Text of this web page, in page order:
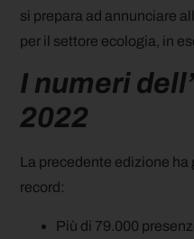
si prepara ad annunciare
per il settore ecologia, in
I numeri
2022
La precedente edizione
record:
Più di 79.000